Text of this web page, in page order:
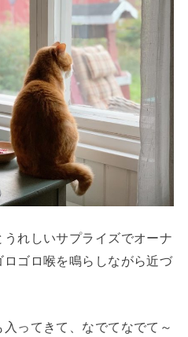
れしいサプライズでオーナ
ゴロ喉を鳴らしながら近づ
ってきて、なでてなでて～